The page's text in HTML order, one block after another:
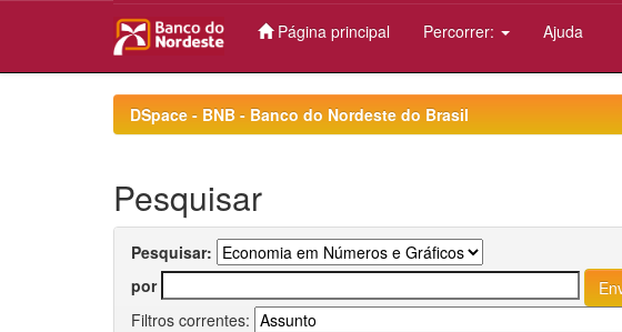
Página principal Percorrer: Ajuda
DSpace - BNB - Banco do Nordeste do Brasil
Pesquisar
Pesquisar:
por
Filtros correntes: